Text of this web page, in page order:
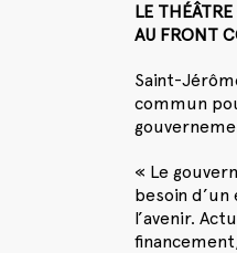
LE
AU FRONT
Saint-
commun
« Le
besoin
l’avenir.